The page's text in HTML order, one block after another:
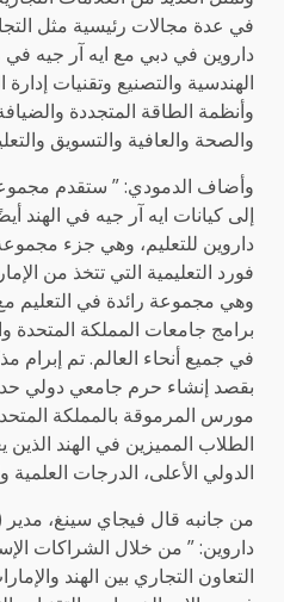
في عدة مجالات رئيسية مثل
داروين في دبي مع ايه آر جيه في
الهندسية والتصنيع وتقنيات
وأنظمة الطاقة المتجددة
والصحة والعافية والتسويق
وأضاف الدمودي: ” ستقدم
إلى كيانات ايه آر جيه في الهند
داروين للتعليم، وهي جزء
فورد التعليمية التي تتخذ من
وهي مجموعة رائدة في التعليم
برامج جامعات المملكة المتحدة
في جميع أنحاء العالم. تم إبرام
بقصد إنشاء حرم جامعي دولي
مورس المرموقة بالمملكة
الطلاب المميزين في الهند
الدولي الأعلى، الدرجات العلمية
من جانبه قال فيجاي سينغ، مدير
داروين: ” من خلال الشراكات
التعاون التجاري بين الهند